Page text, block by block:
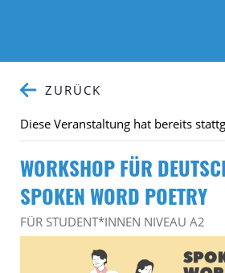
ZURÜCK
Diese Veranstaltung hat bereits
WORKSHOP FÜR
SPOKEN WORD POETRY
FÜR STUDENT*INNEN NIVEAU A2